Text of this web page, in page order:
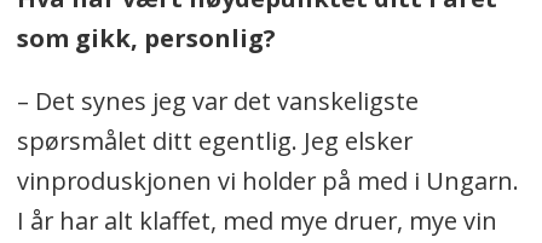
som gikk, personlig?
– Det synes jeg var det vanskeligste
spørsmålet ditt egentlig. Jeg elsker
vinproduskjonen vi holder på med i Ungarn.
I år har alt klaffet, med mye druer, mye vin